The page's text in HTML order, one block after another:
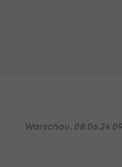
Warschau, 08.06.24